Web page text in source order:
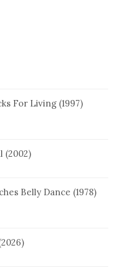
For Living (1997)
(2002)
Belly Dance (1978)